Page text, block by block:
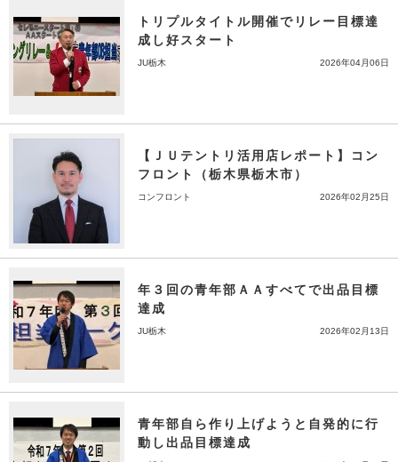
トリプルタイトル開催でリレー目標達
成し好スタート
JU栃木 2026年04月06日
【ＪＵテントリ活用店レポート】コン
フロント（栃木県栃木市）
コンフロント 2026年02月25日
年３回の青年部ＡＡすべてで出品目標
達成
JU栃木 2026年02月13日
青年部自ら作り上げようと自発的に行
動し出品目標達成